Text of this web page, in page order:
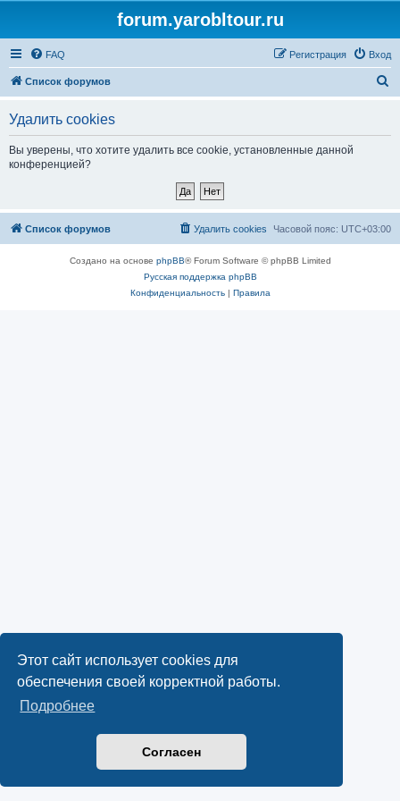
Этот сайт использует cookies для
обеспечения своей корректной работы.
Подробнее
Согласен
forum.yarobltour.ru
FAQ Вход
Регистрация
Список форумов
Удалить cookies
Вы уверены, что хотите удалить все cookie, установленные данной
конференцией?
Список форумов Часовой пояс: UTC+03:00
Удалить cookies
Создано на основе phpBB® Forum Software © phpBB Limited
Русская поддержка phpBB
Конфиденциальность| Правила